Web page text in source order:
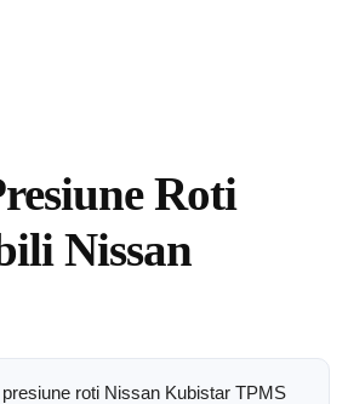
Roti
Nissan
roti Nissan Kubistar TPMS